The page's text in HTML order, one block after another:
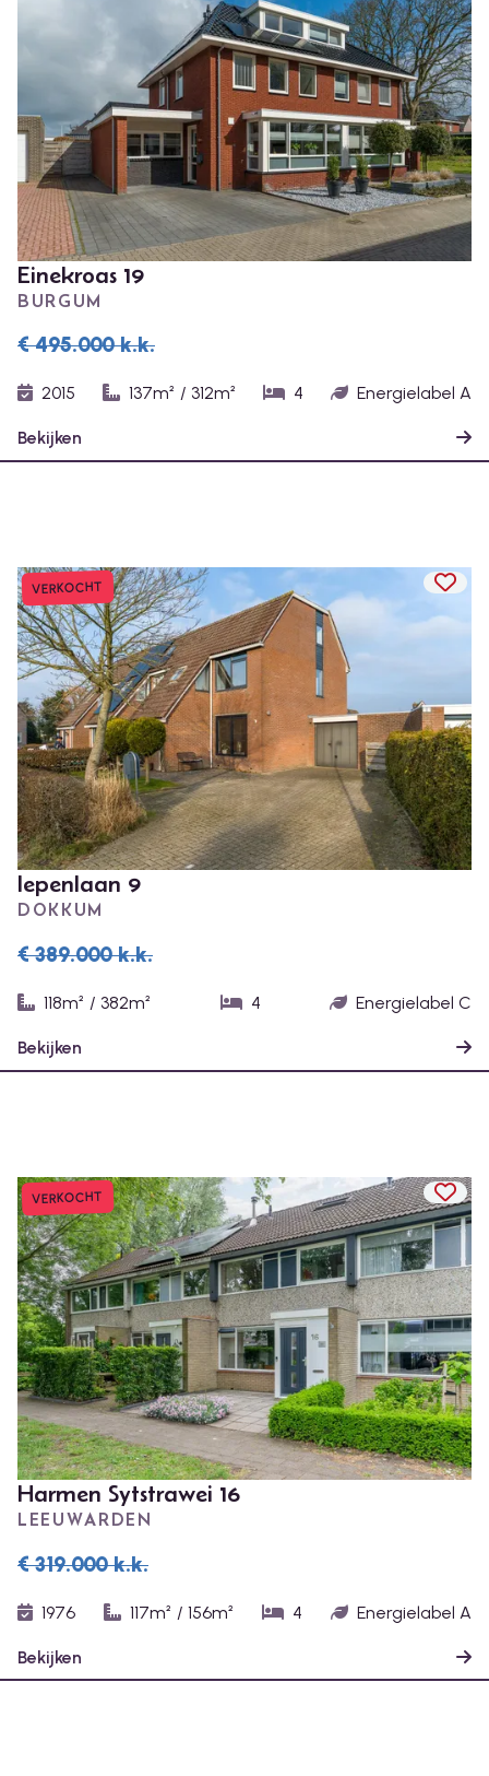
Einekroas 19
BURGUM
€ 495.000k.k.
2015 137m² / 312m² 4 Energielabel A
Bekijken
VERKOCHT
Iepenlaan 9
DOKKUM
€ 389.000k.k.
118m² / 382m² 4 Energielabel C
Bekijken
VERKOCHT
Harmen Sytstrawei 16
LEEUWARDEN
€ 319.000k.k.
1976 117m² / 156m² 4 Energielabel A
Bekijken